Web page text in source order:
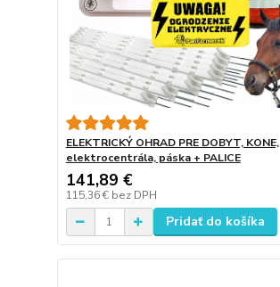
ELEKTRICKÝ OHRAD PRE DOBYT, KONE,
elektrocentrála, páska + PALICE
141,89 €
115,36 € bez DPH
Pridať do košíka